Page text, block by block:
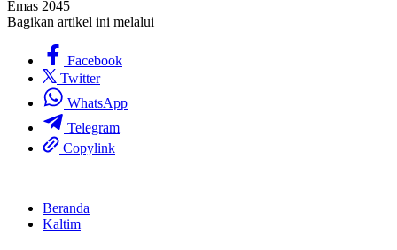
Emas 2045
Bagikan artikel ini melalui
Facebook
Twitter
WhatsApp
Telegram
Copylink
Beranda
Kaltim